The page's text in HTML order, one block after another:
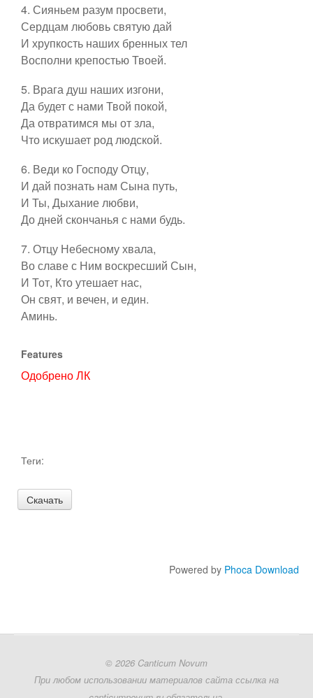
Таинства
Предложить
Образовательные проекты
4. Сияньем разум просвети,
Сердцам любовь святую дай
И хрупкость наших бренных тел
Восполни крепостью Твоей.
5. Врага душ наших изгони,
Да будет с нами Твой покой,
Да отвратимся мы от зла,
Что искушает род людской.
6. Веди ко Господу Отцу,
И дай познать нам Сына путь,
И Ты, Дыхание любви,
До дней скончанья с нами будь.
7. Отцу Небесному хвала,
Во славе с Ним воскресший Сын,
И Тот, Кто утешает нас,
Он свят, и вечен, и един.
Аминь.
Features
Одобрено ЛК
Теги:
Powered by Phoca Download
© 2026 Canticum Novum
При любом использовании материалов сайта ссылка на